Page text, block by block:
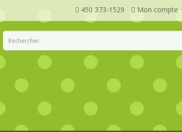
450 373-1529 Mon compte